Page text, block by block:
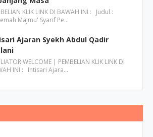
KLIK LINK DI BAWAH INI : Judul :
Majmu' Syarif Pe…
Ajaran Syekh Abdul Qadir
WELCOME | PEMBELIAN KLIK LINK DI
INI : Intisari Ajara…